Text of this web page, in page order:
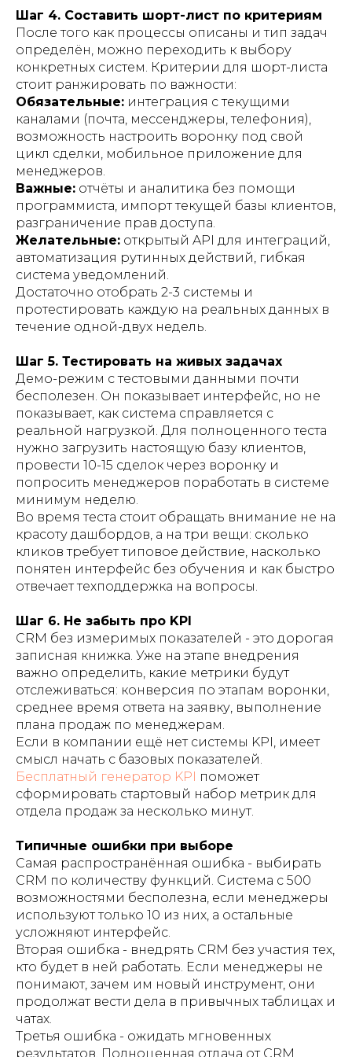
Шаг 4. Составить шорт-лист по критериям
После того как процессы описаны и тип задач
определён, можно переходить к выбору
конкретных систем. Критерии для шорт-листа
стоит ранжировать по важности:
Обязательные: интеграция с текущими
каналами (почта, мессенджеры, телефония),
возможность настроить воронку под свой
цикл сделки, мобильное приложение для
менеджеров.
Важные: отчёты и аналитика без помощи
программиста, импорт текущей базы клиентов,
разграничение прав доступа.
Желательные: открытый API для интеграций,
автоматизация рутинных действий, гибкая
система уведомлений.
Достаточно отобрать 2-3 системы и
протестировать каждую на реальных данных в
течение одной-двух недель.
Шаг 5. Тестировать на живых задачах
Демо-режим с тестовыми данными почти
бесполезен. Он показывает интерфейс, но не
показывает, как система справляется с
реальной нагрузкой. Для полноценного теста
нужно загрузить настоящую базу клиентов,
провести 10-15 сделок через воронку и
попросить менеджеров поработать в системе
минимум неделю.
Во время теста стоит обращать внимание не на
красоту дашбордов, а на три вещи: сколько
кликов требует типовое действие, насколько
понятен интерфейс без обучения и как быстро
отвечает техподдержка на вопросы.
Шаг 6. Не забыть про KPI
CRM без измеримых показателей - это дорогая
записная книжка. Уже на этапе внедрения
важно определить, какие метрики будут
отслеживаться: конверсия по этапам воронки,
среднее время ответа на заявку, выполнение
плана продаж по менеджерам.
Если в компании ещё нет системы KPI, имеет
смысл начать с базовых показателей.
Бесплатный генератор KPI
поможет
сформировать стартовый набор метрик для
отдела продаж за несколько минут.
Типичные ошибки при выборе
Самая распространённая ошибка - выбирать
CRM по количеству функций. Система с 500
возможностями бесполезна, если менеджеры
используют только 10 из них, а остальные
усложняют интерфейс.
Вторая ошибка - внедрять CRM без участия тех,
кто будет в ней работать. Если менеджеры не
понимают, зачем им новый инструмент, они
продолжат вести дела в привычных таблицах и
чатах.
Третья ошибка - ожидать мгновенных
результатов. Полноценная отдача от CRM